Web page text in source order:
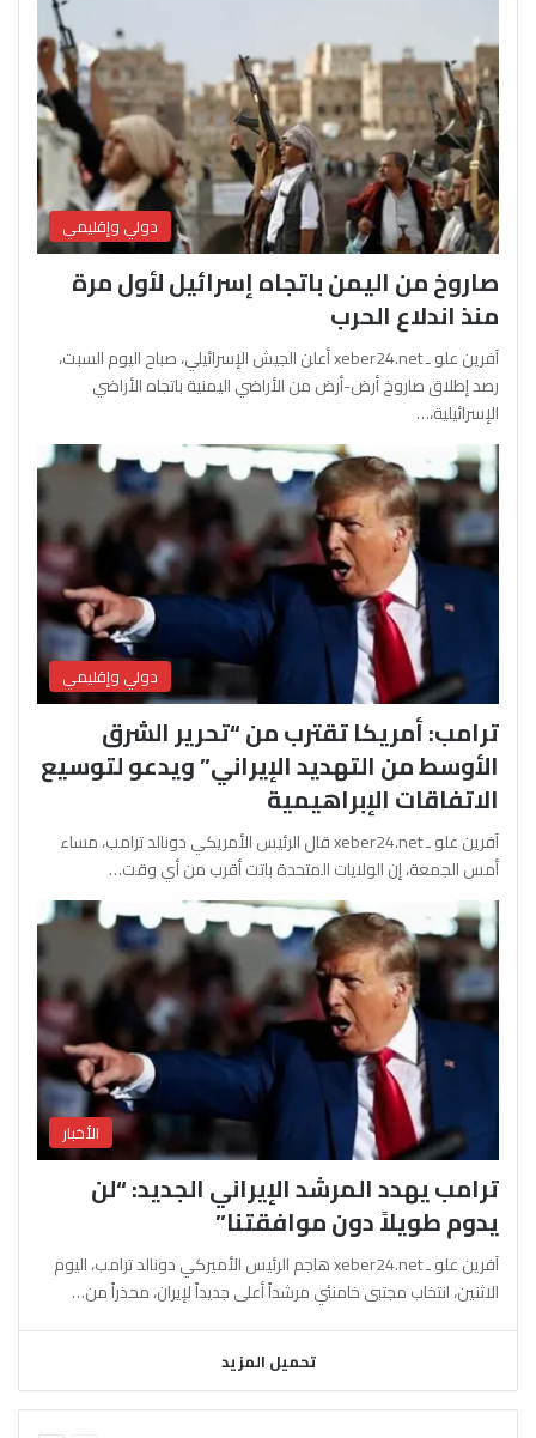
دولي وإقليمي
صاروخ من اليمن باتجاه إسرائيل لأول مرة
منذ اندلاع الحرب
آفرين علو ـ xeber24.net أعلن الجيش الإسرائيلي، صباح اليوم السبت،
رصد إطلاق صاروخ أرض-أرض من الأراضي اليمنية باتجاه الأراضي
الإسرائيلية،…
دولي وإقليمي
ترامب: أمريكا تقترب من “تحرير الشرق
الأوسط من التهديد الإيراني” ويدعو لتوسيع
الاتفاقات الإبراهيمية
آفرين علو ـ xeber24.net قال الرئيس الأمريكي دونالد ترامب، مساء
أمس الجمعة، إن الولايات المتحدة باتت أقرب من أي وقت…
الأخبار
ترامب يهدد المرشد الإيراني الجديد: “لن
يدوم طويلاً دون موافقتنا”
آفرين علو ـ xeber24.net هاجم الرئيس الأميركي دونالد ترامب، اليوم
الاثنين، انتخاب مجتبى خامنئي مرشداً أعلى جديداً لإيران، محذراً من…
تحميل المزيد